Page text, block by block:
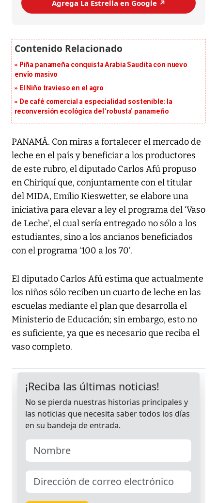
Agrega La Estrella en Google ↗️
Piña panameña conquista Arabia Saudita con nuevo
envío masivo
El Niño travieso en el agro
De café comercial a especialidad sostenible: la
reconversión ecológica del ‘robusta’ panameño
PANAMÁ. Con miras a fortalecer el mercado de
leche en el país y beneficiar a los productores
de este rubro, el diputado Carlos Afú propuso
en Chiriquí que, conjuntamente con el titular
del MIDA, Emilio Kieswetter, se elabore una
iniciativa para elevar a ley el programa del ‘Vaso
de Leche’, el cual sería entregado no sólo a los
estudiantes, sino a los ancianos beneficiados
con el programa ‘100 a los 70’.
El diputado Carlos Afú estima que actualmente
los niños sólo reciben un cuarto de leche en las
escuelas mediante el plan que desarrolla el
Ministerio de Educación; sin embargo, esto no
es suficiente, ya que es necesario que reciba el
vaso completo.